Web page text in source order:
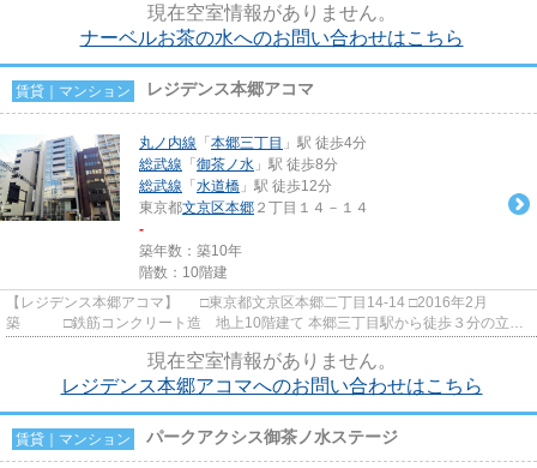
現在空室情報がありません。
ナーベルお茶の水へのお問い合わせはこちら
賃貸｜マンション レジデンス本郷アコマ
丸ノ内線 「 本郷三丁目 」駅 徒歩4分
総武線 「 御茶ノ水 」駅 徒歩8分
総武線 「 水道橋 」駅 徒歩12分
東京都文京区本郷 ２丁目１４－１４
-
築年数：築10年
階数：10階建
【レジデンス本郷アコマ】 □東京都文京区本郷二丁目14-14 □2016年2月
築 □鉄筋コンクリート造 地上10階建て 本郷三丁目駅から徒歩３分の立地
現在空室情報がありません。
レジデンス本郷アコマへのお問い合わせはこちら
賃貸｜マンション パークアクシス御茶ノ水ステージ